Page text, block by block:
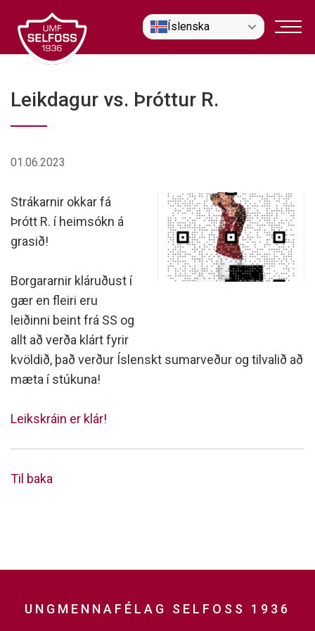
efni
Íslenska
Leikdagur vs. Þróttur R.
01.06.2023
Strákarnir okkar fá
Þrótt R. í heimsókn á
grasið!
Borgararnir kláruðust í
gær en fleiri eru
leiðinni beint frá SS og
allt að verða klárt fyrir
kvöldið, það verður Íslenskt sumarveður og tilvalið að
mæta í stúkuna!
Leikskráin er klár!
Til baka
UNGMENNAFÉLAG SELFOSS 1936